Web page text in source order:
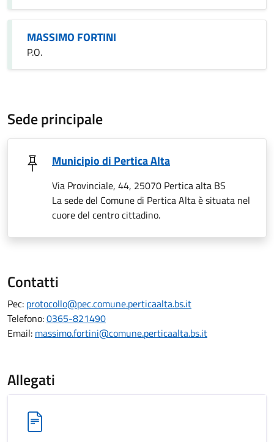
MASSIMO FORTINI
P.O.
Sede principale
Municipio di Pertica Alta
Via Provinciale, 44, 25070 Pertica alta BS
La sede del Comune di Pertica Alta è situata nel
cuore del centro cittadino.
Contatti
Pec: protocollo@pec.comune.perticaalta.bs.it
Telefono:0365-821490
Email: massimo.fortini@comune.perticaalta.bs.it
Allegati